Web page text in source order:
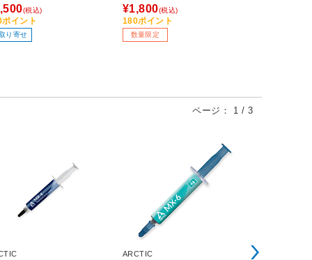
(税込)
イント
り寄せ
¥1,800(税込)
180ポイント
数量限定
ページ： 1 / 3
ARCTIC サイズ